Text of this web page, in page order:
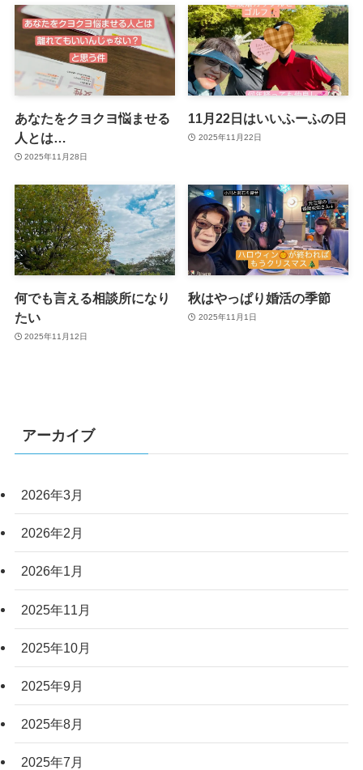
あなたをクヨクヨ悩ませる
人とは…
2025年11月28日
11月22日はいいふーふの日
2025年11月22日
何でも言える相談所になり
たい
2025年11月12日
秋はやっぱり婚活の季節
2025年11月1日
アーカイブ
2026年3月
2026年2月
2026年1月
2025年11月
2025年10月
2025年9月
2025年8月
2025年7月